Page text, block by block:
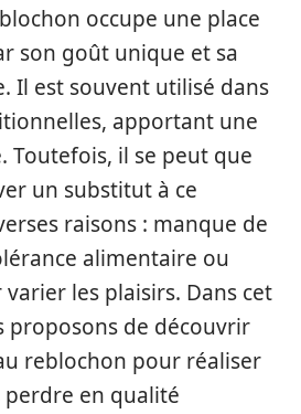
occupe une place
son goût unique et sa
Il est souvent utilisé dans
apportant une
Toutefois, il se peut que
un substitut à ce
raisons : manque de
alimentaire ou
les plaisirs. Dans cet
proposons de découvrir
reblochon pour réaliser
perdre en qualité